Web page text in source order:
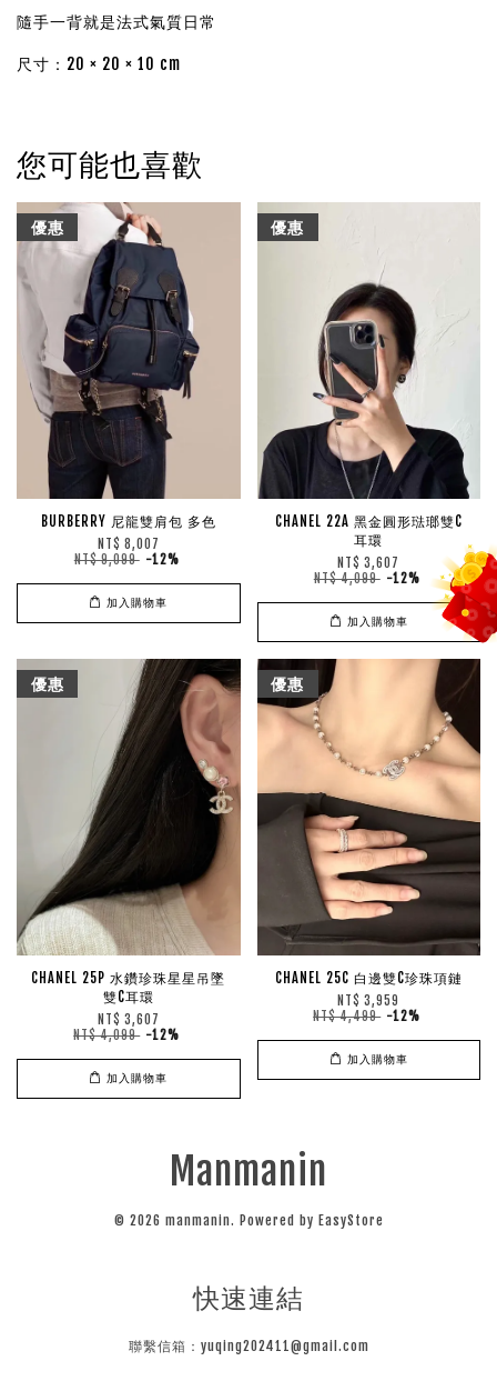
隨手一背就是法式氣質日常
尺寸：20 × 20 × 10 cm
您可能也喜歡
優惠
BURBERRY 尼龍雙肩包 多色
NT$ 8,007
NT$ 9,099 -12%
加入購物車
優惠
CHANEL 22A 黑金圓形琺瑯雙C
耳環
NT$ 3,607
NT$ 4,099 -12%
加入購物車
優惠
CHANEL 25P 水鑽珍珠星星吊墜
雙C耳環
NT$ 3,607
NT$ 4,099 -12%
加入購物車
優惠
CHANEL 25C 白邊雙C珍珠項鏈
NT$ 3,959
NT$ 4,499 -12%
加入購物車
Manmanin
© 2026 manmanin. Powered by EasyStore
快速連結
聯繫信箱：yuqing202411@gmail.com